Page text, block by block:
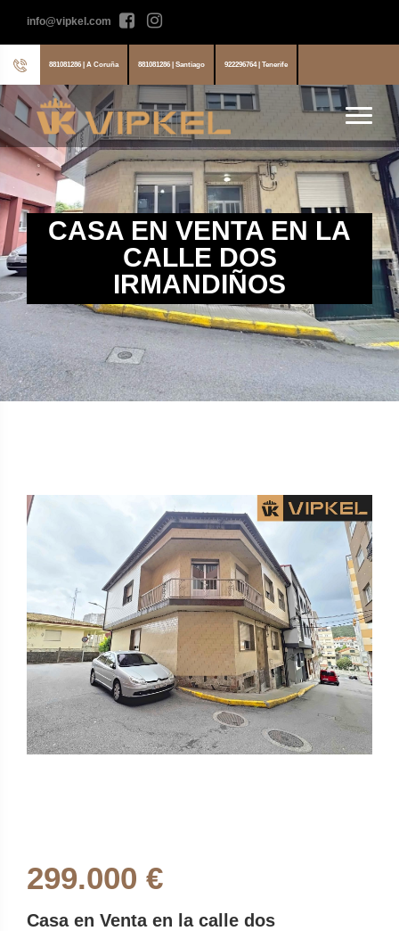
info@vipkel.com
881081286 | A Coruña 881081286 | Santiago 922296764 | Tenerife
CASA EN VENTA EN LA
CALLE DOS
IRMANDIÑOS
299.000 €
Casa en Venta en la calle dos